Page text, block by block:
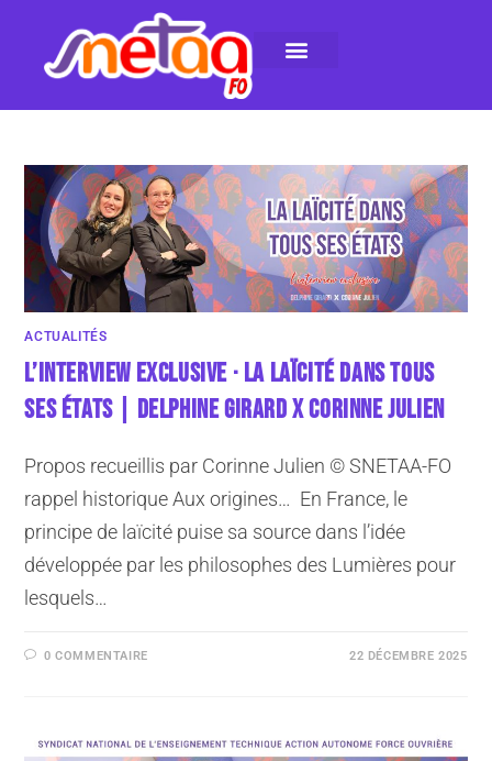
ACTUALITÉS
L’INTERVIEW EXCLUSIVE · LA LAÏCITÉ DANS TOUS
SES ÉTATS | DELPHINE GIRARD X CORINNE JULIEN
Propos recueillis par Corinne Julien © SNETAA-FO
rappel historique Aux origines… En France, le
principe de laïcité puise sa source dans l’idée
développée par les philosophes des Lumières pour
lesquels…
0 COMMENTAIRE 22 DÉCEMBRE 2025